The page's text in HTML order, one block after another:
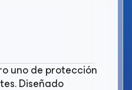
uno de protección
Diseñado